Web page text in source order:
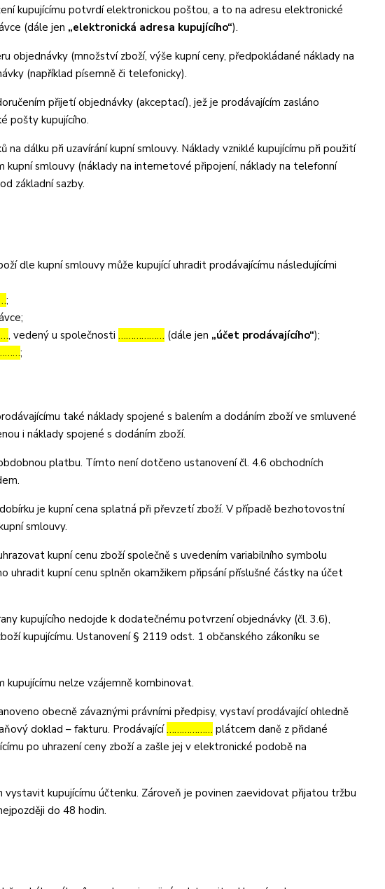
kupujícímu potvrdí elektronickou poštou, a to na adresu elektronické
(dále jen „elektronická adresa kupujícího“).
(množství zboží, výše kupní ceny, předpokládané náklady na
(například písemně či telefonicky).
přijetí objednávky (akceptací), jež je prodávajícím zasláno
pošty kupujícího.
dálku při uzavírání kupní smlouvy. Náklady vzniklé kupujícímu při použití
kupní smlouvy (náklady na internetové připojení, náklady na telefonní
základní sazby.
dle kupní smlouvy může kupující uhradit prodávajícímu následujícími
;
, vedený u společnosti……………… (dále jen „účet prodávajícího“);
;
také náklady spojené s balením a dodáním zboží ve smluvené
i náklady spojené s dodáním zboží.
platbu. Tímto není dotčeno ustanovení čl. 4.6 obchodních
je kupní cena splatná při převzetí zboží. V případě bezhotovostní
smlouvy.
kupní cenu zboží společně s uvedením variabilního symbolu
kupní cenu splněn okamžikem připsání příslušné částky na účet
kupujícího nedojde k dodatečnému potvrzení objednávky (čl. 3.6),
kupujícímu. Ustanovení § 2119 odst. 1 občanského zákoníku se
nelze vzájemně kombinovat.
obecně závaznými právními předpisy, vystaví prodávající ohledně
doklad – fakturu. Prodávající……………… plátcem daně z přidané
po uhrazení ceny zboží a zašle jej v elektronické podobě na
kupujícímu účtenku. Zároveň je povinen zaevidovat přijatou tržbu
do 48 hodin.